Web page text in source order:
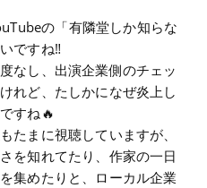
の「有隣堂しか知らな
ですね‼
なし、出演企業側のチェッ
れど、たしかになぜ炎上し
すね🔥
たまに視聴していますが、
を知れてたり、作家の一日
集めたりと、ローカル企業